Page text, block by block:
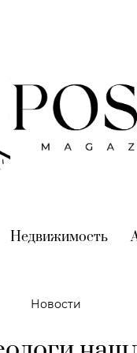
Недвижимость
Новости